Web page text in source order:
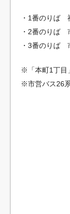
・1番のりば
・2番のりば
・3番のりば
※「本町1丁目
※市営バス26